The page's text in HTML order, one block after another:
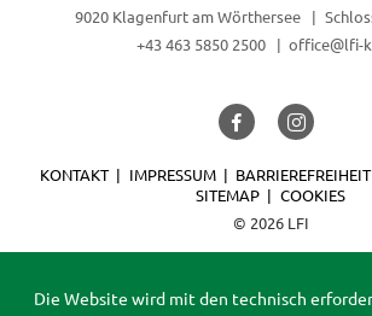
9020 Klagenfurt am Wörthersee
+43 463 5850 2500
office@lfi-
© 2026 LFI
KONTAKT IMPRESSUM BARRIEREFREIHEIT
SITEMAP
COOKIES
Die Website wird mit den technisch